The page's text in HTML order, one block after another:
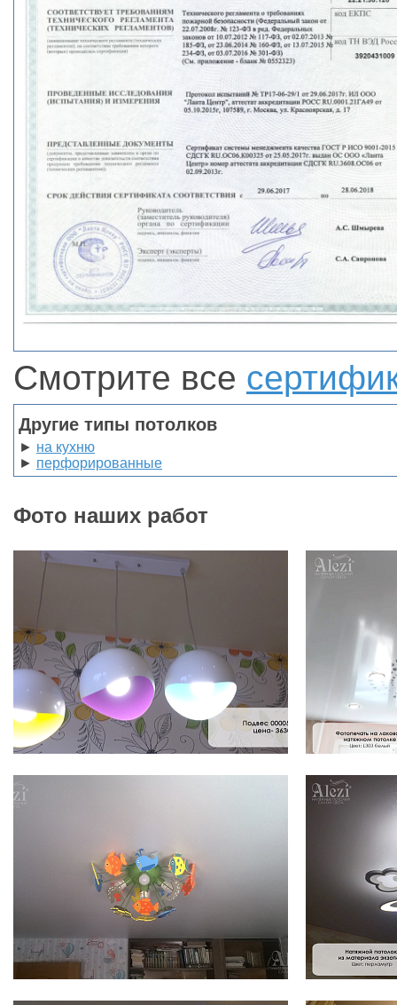
Смотрите все
Другие типы потолков
► на кухню
► перфорированные
Фото наших работ